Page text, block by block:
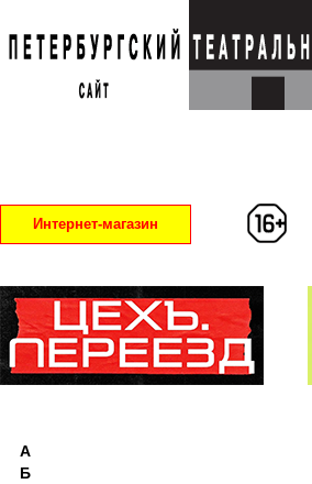
Интернет-магазин
А
Б